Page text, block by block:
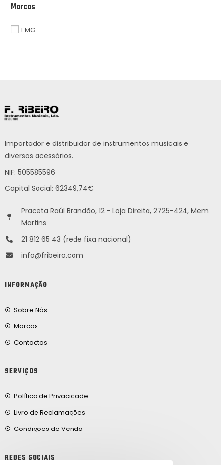
Marcas
EMG
Importador e distribuidor de instrumentos musicais e
diversos acessórios.
NIF: 505585596
Capital Social: 62349,74€
Praceta Raúl Brandão, 12 - Loja Direita, 2725-424, Mem
Martins
21 812 65 43 (rede fixa nacional)
info@fribeiro.com
INFORMAÇÃO
Sobre Nós
Marcas
Contactos
SERVIÇOS
Política de Privacidade
Livro de Reclamações
Condições de Venda
REDES SOCIAIS